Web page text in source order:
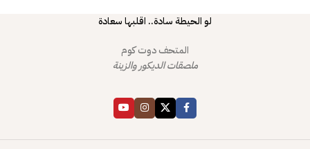
لو الحيطة سادة.. اقلبها سعادة
المتحف دوت كوم
ملصقات الديكور والزينة